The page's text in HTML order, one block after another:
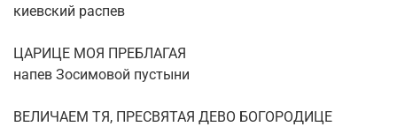
киевский распев
ЦАРИЦЕ МОЯ ПРЕБЛАГАЯ
напев Зосимовой пустыни
ВЕЛИЧАЕМ ТЯ, ПРЕСВЯТАЯ ДЕВО БОГОРОДИЦЕ